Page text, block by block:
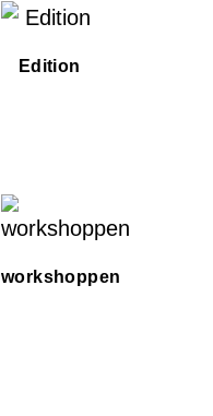
Edition
workshoppen